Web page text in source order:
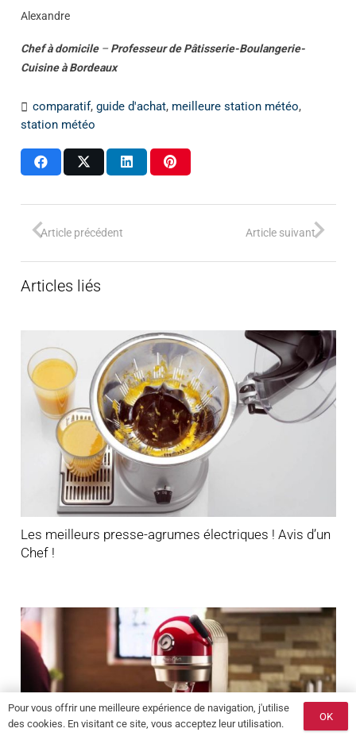
Alexandre
Chef à domicile–Professeur de Pâtisserie-Boulangerie-
Cuisine à Bordeaux
comparatif, guide d'achat, meilleure station météo,
station météo
Article précédent Article suivant
Articles liés
Les meilleurs presse-agrumes électriques ! Avis d’un
Chef !
Pour vous offrir une meilleure expérience de navigation, j'utilise
des cookies. En visitant ce site, vous acceptez leur utilisation.
OK